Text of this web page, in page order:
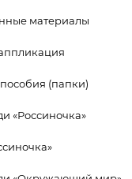
материалы
(папки)
«Россиночка»